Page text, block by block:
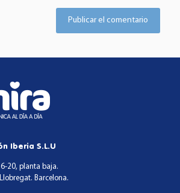
Iberia S.L.U
20, planta baja.
Barcelona.